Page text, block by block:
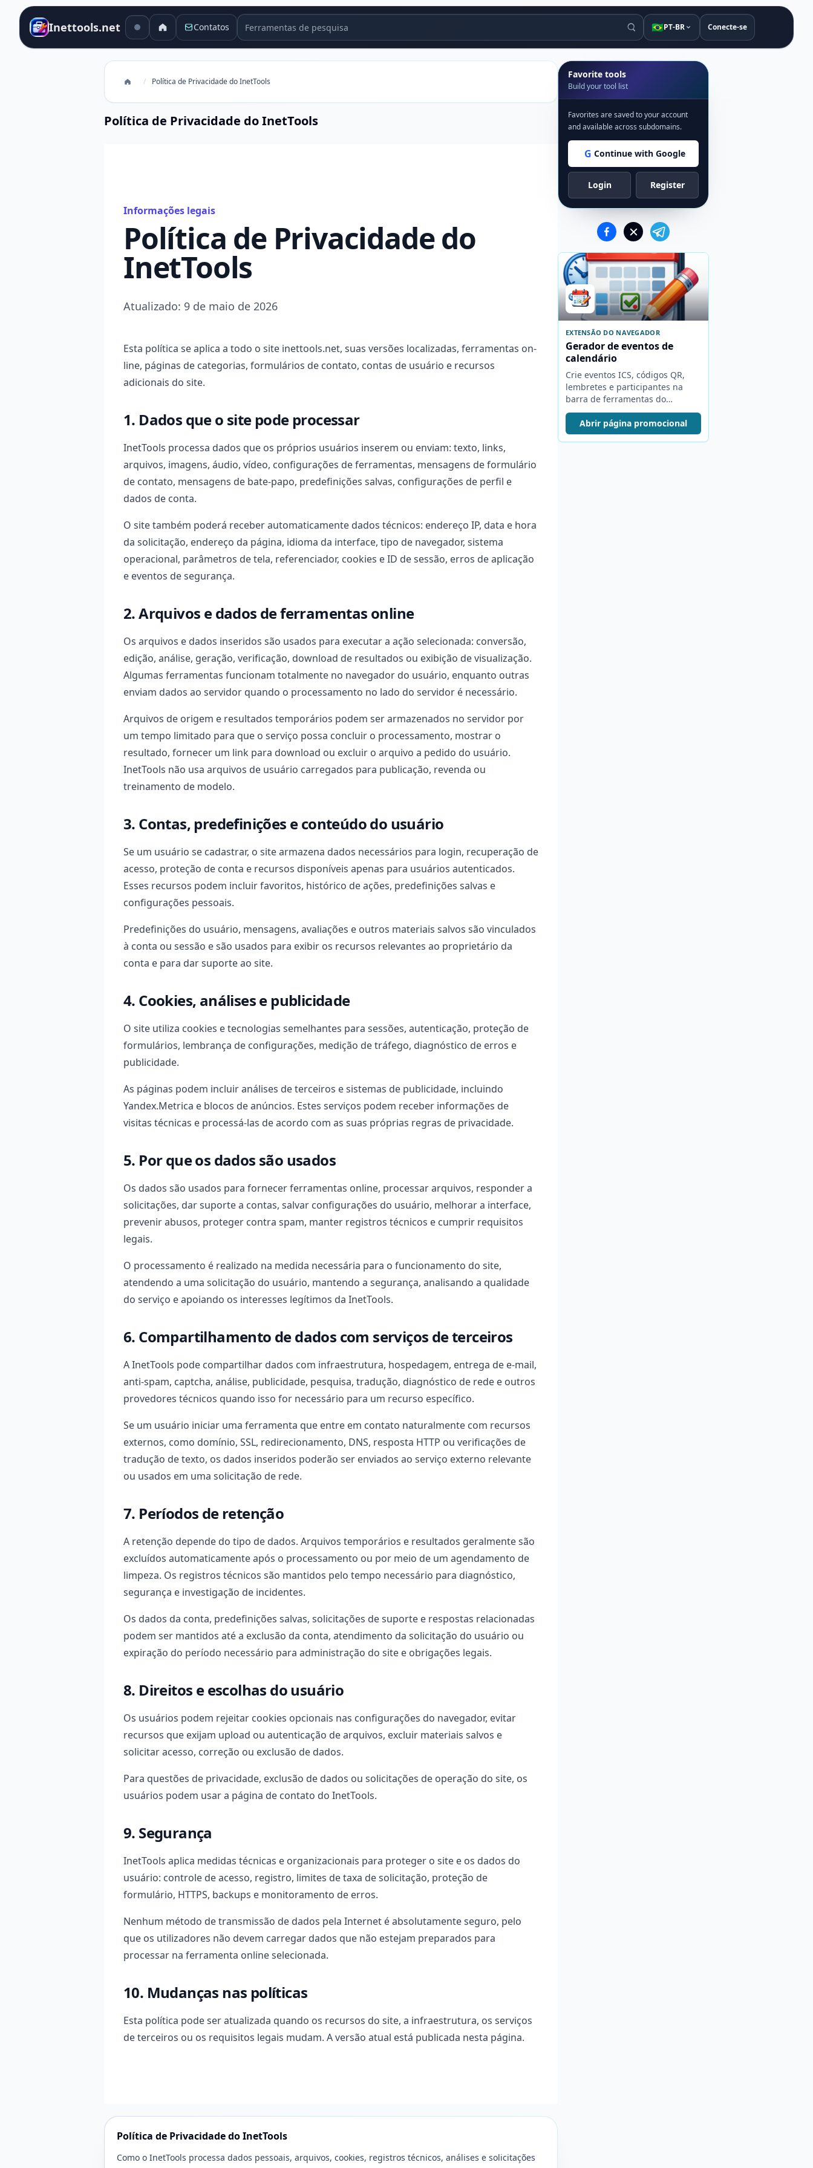
Inettools.net Contatos Ferramentas de pesquisa 🇧🇷PT-BR Conecte-se
/ Política de Privacidade do InetTools
Política de Privacidade do InetTools
Informações legais
Política de Privacidade do
InetTools
Atualizado: 9 de maio de 2026
Esta política se aplica a todo o site inettools.net, suas versões localizadas, ferramentas on-
line, páginas de categorias, formulários de contato, contas de usuário e recursos
adicionais do site.
1. Dados que o site pode processar
InetTools processa dados que os próprios usuários inserem ou enviam: texto, links,
arquivos, imagens, áudio, vídeo, configurações de ferramentas, mensagens de formulário
de contato, mensagens de bate-papo, predefinições salvas, configurações de perfil e
dados de conta.
O site também poderá receber automaticamente dados técnicos: endereço IP, data e hora
da solicitação, endereço da página, idioma da interface, tipo de navegador, sistema
operacional, parâmetros de tela, referenciador, cookies e ID de sessão, erros de aplicação
e eventos de segurança.
2. Arquivos e dados de ferramentas online
Os arquivos e dados inseridos são usados para executar a ação selecionada: conversão,
edição, análise, geração, verificação, download de resultados ou exibição de visualização.
Algumas ferramentas funcionam totalmente no navegador do usuário, enquanto outras
enviam dados ao servidor quando o processamento no lado do servidor é necessário.
Arquivos de origem e resultados temporários podem ser armazenados no servidor por
um tempo limitado para que o serviço possa concluir o processamento, mostrar o
resultado, fornecer um link para download ou excluir o arquivo a pedido do usuário.
InetTools não usa arquivos de usuário carregados para publicação, revenda ou
treinamento de modelo.
3. Contas, predefinições e conteúdo do usuário
Se um usuário se cadastrar, o site armazena dados necessários para login, recuperação de
acesso, proteção de conta e recursos disponíveis apenas para usuários autenticados.
Esses recursos podem incluir favoritos, histórico de ações, predefinições salvas e
configurações pessoais.
Predefinições do usuário, mensagens, avaliações e outros materiais salvos são vinculados
à conta ou sessão e são usados para exibir os recursos relevantes ao proprietário da
conta e para dar suporte ao site.
4. Cookies, análises e publicidade
O site utiliza cookies e tecnologias semelhantes para sessões, autenticação, proteção de
formulários, lembrança de configurações, medição de tráfego, diagnóstico de erros e
publicidade.
As páginas podem incluir análises de terceiros e sistemas de publicidade, incluindo
Yandex.Metrica e blocos de anúncios. Estes serviços podem receber informações de
visitas técnicas e processá-las de acordo com as suas próprias regras de privacidade.
5. Por que os dados são usados
Os dados são usados para fornecer ferramentas online, processar arquivos, responder a
solicitações, dar suporte a contas, salvar configurações do usuário, melhorar a interface,
prevenir abusos, proteger contra spam, manter registros técnicos e cumprir requisitos
legais.
O processamento é realizado na medida necessária para o funcionamento do site,
atendendo a uma solicitação do usuário, mantendo a segurança, analisando a qualidade
do serviço e apoiando os interesses legítimos da InetTools.
6. Compartilhamento de dados com serviços de terceiros
A InetTools pode compartilhar dados com infraestrutura, hospedagem, entrega de e-mail,
anti-spam, captcha, análise, publicidade, pesquisa, tradução, diagnóstico de rede e outros
provedores técnicos quando isso for necessário para um recurso específico.
Se um usuário iniciar uma ferramenta que entre em contato naturalmente com recursos
externos, como domínio, SSL, redirecionamento, DNS, resposta HTTP ou verificações de
tradução de texto, os dados inseridos poderão ser enviados ao serviço externo relevante
ou usados em uma solicitação de rede.
7. Períodos de retenção
A retenção depende do tipo de dados. Arquivos temporários e resultados geralmente são
excluídos automaticamente após o processamento ou por meio de um agendamento de
limpeza. Os registros técnicos são mantidos pelo tempo necessário para diagnóstico,
segurança e investigação de incidentes.
Os dados da conta, predefinições salvas, solicitações de suporte e respostas relacionadas
podem ser mantidos até a exclusão da conta, atendimento da solicitação do usuário ou
expiração do período necessário para administração do site e obrigações legais.
8. Direitos e escolhas do usuário
Os usuários podem rejeitar cookies opcionais nas configurações do navegador, evitar
recursos que exijam upload ou autenticação de arquivos, excluir materiais salvos e
solicitar acesso, correção ou exclusão de dados.
Para questões de privacidade, exclusão de dados ou solicitações de operação do site, os
usuários podem usar a página de contato do InetTools.
9. Segurança
InetTools aplica medidas técnicas e organizacionais para proteger o site e os dados do
usuário: controle de acesso, registro, limites de taxa de solicitação, proteção de
formulário, HTTPS, backups e monitoramento de erros.
Nenhum método de transmissão de dados pela Internet é absolutamente seguro, pelo
que os utilizadores não devem carregar dados que não estejam preparados para
processar na ferramenta online selecionada.
10. Mudanças nas políticas
Esta política pode ser atualizada quando os recursos do site, a infraestrutura, os serviços
de terceiros ou os requisitos legais mudam. A versão atual está publicada nesta página.
Política de Privacidade do InetTools
Como o InetTools processa dados pessoais, arquivos, cookies, registros técnicos, análises e solicitações
Favorite tools
Build your tool list
Favorites are saved to your account
and available across subdomains.
G Continue with Google
Login Register
EXTENSÃO DO NAVEGADOR
Gerador de eventos de
calendário
Crie eventos ICS, códigos QR,
lembretes e participantes na
barra de ferramentas do
navegador.
Abrir página promocional